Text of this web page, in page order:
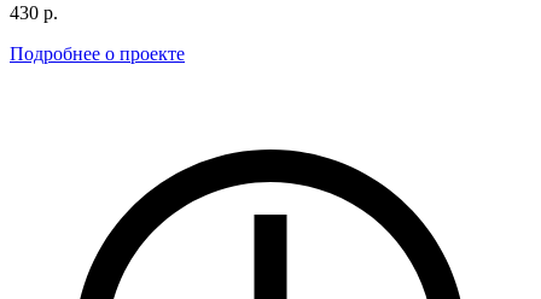
430 р.
Подробнее о проекте